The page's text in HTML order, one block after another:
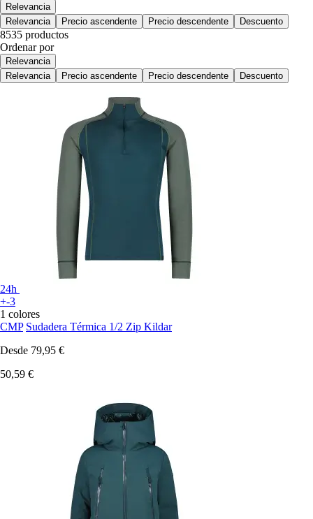
Relevancia
Relevancia
Precio ascendente Precio descendente Descuento
8535 productos
Ordenar por
Relevancia
Relevancia
Precio ascendente Precio descendente Descuento
24h
+-3
1 colores
CMP Sudadera Térmica 1/2 Zip Kildar
Desde 79,95 €
50,59 €